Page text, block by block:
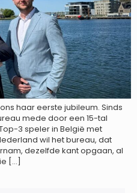
haar eerste jubileum. Sinds
mede door een 15-tal
3 speler in België met
wil het bureau, dat
dezelfde kant opgaan, al
[…]